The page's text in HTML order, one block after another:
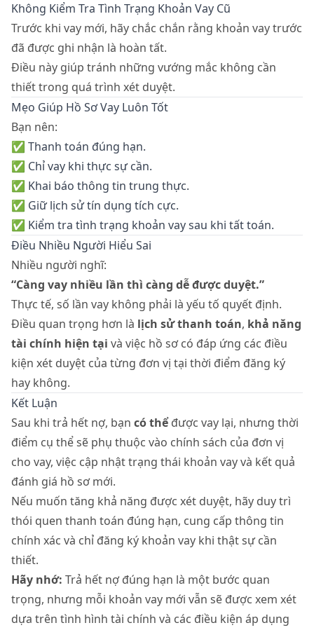
Không Kiểm Tra Tình Trạng Khoản Vay Cũ
Trước khi vay mới, hãy chắc chắn rằng khoản vay trước
đã được ghi nhận là hoàn tất.
Điều này giúp tránh những vướng mắc không cần
thiết trong quá trình xét duyệt.
Mẹo Giúp Hồ Sơ Vay Luôn Tốt
Bạn nên:
✅ Thanh toán đúng hạn.
✅ Chỉ vay khi thực sự cần.
✅ Khai báo thông tin trung thực.
✅ Giữ lịch sử tín dụng tích cực.
✅ Kiểm tra tình trạng khoản vay sau khi tất toán.
Điều Nhiều Người Hiểu Sai
Nhiều người nghĩ:
“Càng vay nhiều lần thì càng dễ được duyệt.”
Thực tế, số lần vay không phải là yếu tố quyết định.
Điều quan trọng hơn là lịch sử thanh toán, khả năng
tài chính hiện tại và việc hồ sơ có đáp ứng các điều
kiện xét duyệt của từng đơn vị tại thời điểm đăng ký
hay không.
Kết Luận
Sau khi trả hết nợ, bạn có thểđược vay lại, nhưng thời
điểm cụ thể sẽ phụ thuộc vào chính sách của đơn vị
cho vay, việc cập nhật trạng thái khoản vay và kết quả
đánh giá hồ sơ mới.
Nếu muốn tăng khả năng được xét duyệt, hãy duy trì
thói quen thanh toán đúng hạn, cung cấp thông tin
chính xác và chỉ đăng ký khoản vay khi thật sự cần
thiết.
Hãy nhớ: Trả hết nợ đúng hạn là một bước quan
trọng, nhưng mỗi khoản vay mới vẫn sẽ được xem xét
dựa trên tình hình tài chính và các điều kiện áp dụng